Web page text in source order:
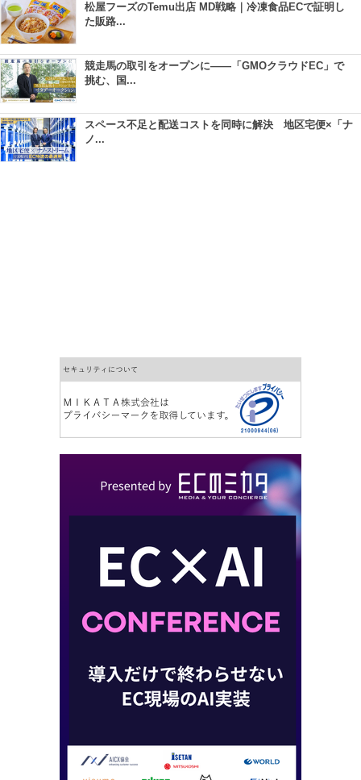
松屋フーズのTemu出店 MD戦略｜冷凍食品ECで証明し
た販路...
競走馬の取引をオープンに――「GMOクラウドEC」で
挑む、国...
スペース不足と配送コストを同時に解決 地区宅便×「ナ
ノ...